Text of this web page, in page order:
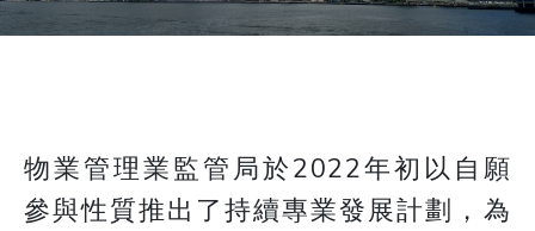
物業管理業監管局於2022年初以自願
參與性質推出了持續專業發展計劃，為